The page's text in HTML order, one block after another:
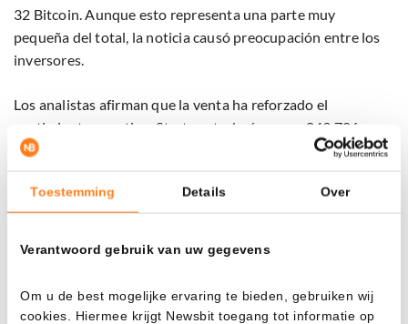
Toestemming Details Over
Verantwoord gebruik van uw gegevens
Om u de best mogelijke ervaring te bieden, gebruiken wij
cookies. Hiermee krijgt Newsbit toegang tot informatie op
32 Bitcoin. Aunque esto representa una parte muy
pequeña del total, la noticia causó preocupación entre los
inversores.
Los analistas afirman que la venta ha reforzado el
sentimiento negativo. Strategy todavía posee 843.706
Bitcoin, manteniéndose así como el mayor poseedor de
Bitcoin cotizado en bolsa del mundo.
Los críticos ven la situación de manera menos positiva que
panorama preocupante.